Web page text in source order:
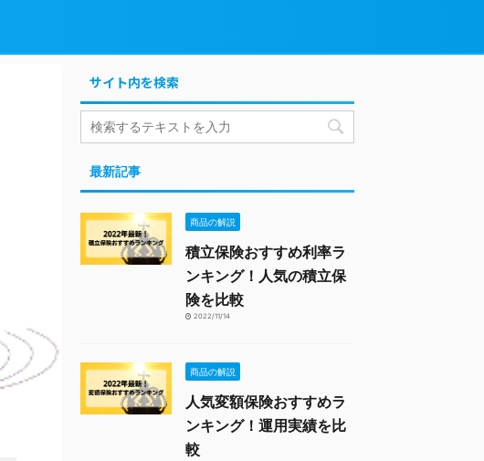
サイト内を検索
最新記事
商品の解説
積立保険おすすめ利率ラ
ンキング！人気の積立保
険を比較
2022/11/14
商品の解説
人気変額保険おすすめラ
ンキング！運用実績を比
較